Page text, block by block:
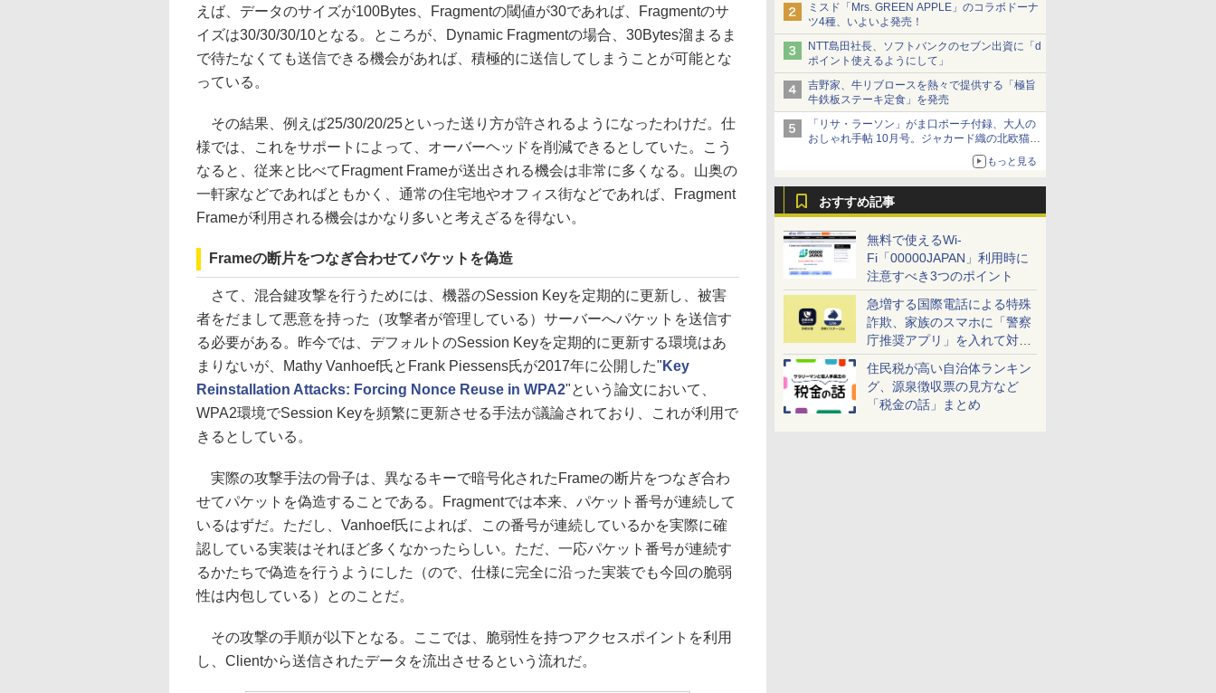
ミスド「Mrs. GREEN APPLE」のコラボドーナ
ツ4種、いよいよ発売！
NTT島田社長、ソフトバンクのセブン出資に「d
ポイント使えるようにして」
吉野家、牛リブロースを熱々で提供する「極旨
牛鉄板ステーキ定食」を発売
「リサ・ラーソン」がま口ポーチ付録、大人の
おしゃれ手帖 10月号。ジャカード織の北欧猫デ
もっと見る
おすすめ記事
無料で使えるWi-
Fi「00000JAPAN」利用時に
注意すべき3つのポイント
急増する国際電話による特殊
詐欺、家族のスマホに「警察
庁推奨アプリ」を入れて対策
しよう！
住民税が高い自治体ランキン
グ、源泉徴収票の見方など
「税金の話」まとめ
えば、データのサイズが100Bytes、Fragmentの閾値が30であれば、Fragmentのサ
イズは30/30/30/10となる。ところが、Dynamic Fragmentの場合、30Bytes溜まるま
で待たなくても送信できる機会があれば、積極的に送信してしまうことが可能とな
っている。
その結果、例えば25/30/20/25といった送り方が許されるようになったわけだ。仕
様では、これをサポートによって、オーバーヘッドを削減できるとしていた。こう
なると、従来と比べてFragment Frameが送出される機会は非常に多くなる。山奥の
一軒家などであればともかく、通常の住宅地やオフィス街などであれば、Fragment
Frameが利用される機会はかなり多いと考えざるを得ない。
Frameの断片をつなぎ合わせてパケットを偽造
さて、混合鍵攻撃を行うためには、機器のSession Keyを定期的に更新し、被害
者をだまして悪意を持った（攻撃者が管理している）サーバーへパケットを送信す
る必要がある。昨今では、デフォルトのSession Keyを定期的に更新する環境はあ
まりないが、Mathy Vanhoef氏とFrank Piessens氏が2017年に公開した" Key
Reinstallation Attacks: Forcing Nonce Reuse in WPA2"という論文において、
WPA2環境でSession Keyを頻繁に更新させる手法が議論されており、これが利用で
きるとしている。
実際の攻撃手法の骨子は、異なるキーで暗号化されたFrameの断片をつなぎ合わ
せてパケットを偽造することである。Fragmentでは本来、パケット番号が連続して
いるはずだ。ただし、Vanhoef氏によれば、この番号が連続しているかを実際に確
認している実装はそれほど多くなかったらしい。ただ、一応パケット番号が連続す
るかたちで偽造を行うようにした（ので、仕様に完全に沿った実装でも今回の脆弱
性は内包している）とのことだ。
その攻撃の手順が以下となる。ここでは、脆弱性を持つアクセスポイントを利用
し、Clientから送信されたデータを流出させるという流れだ。